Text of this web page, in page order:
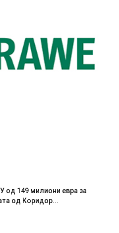
од 149 милиони евра за
од Коридор...